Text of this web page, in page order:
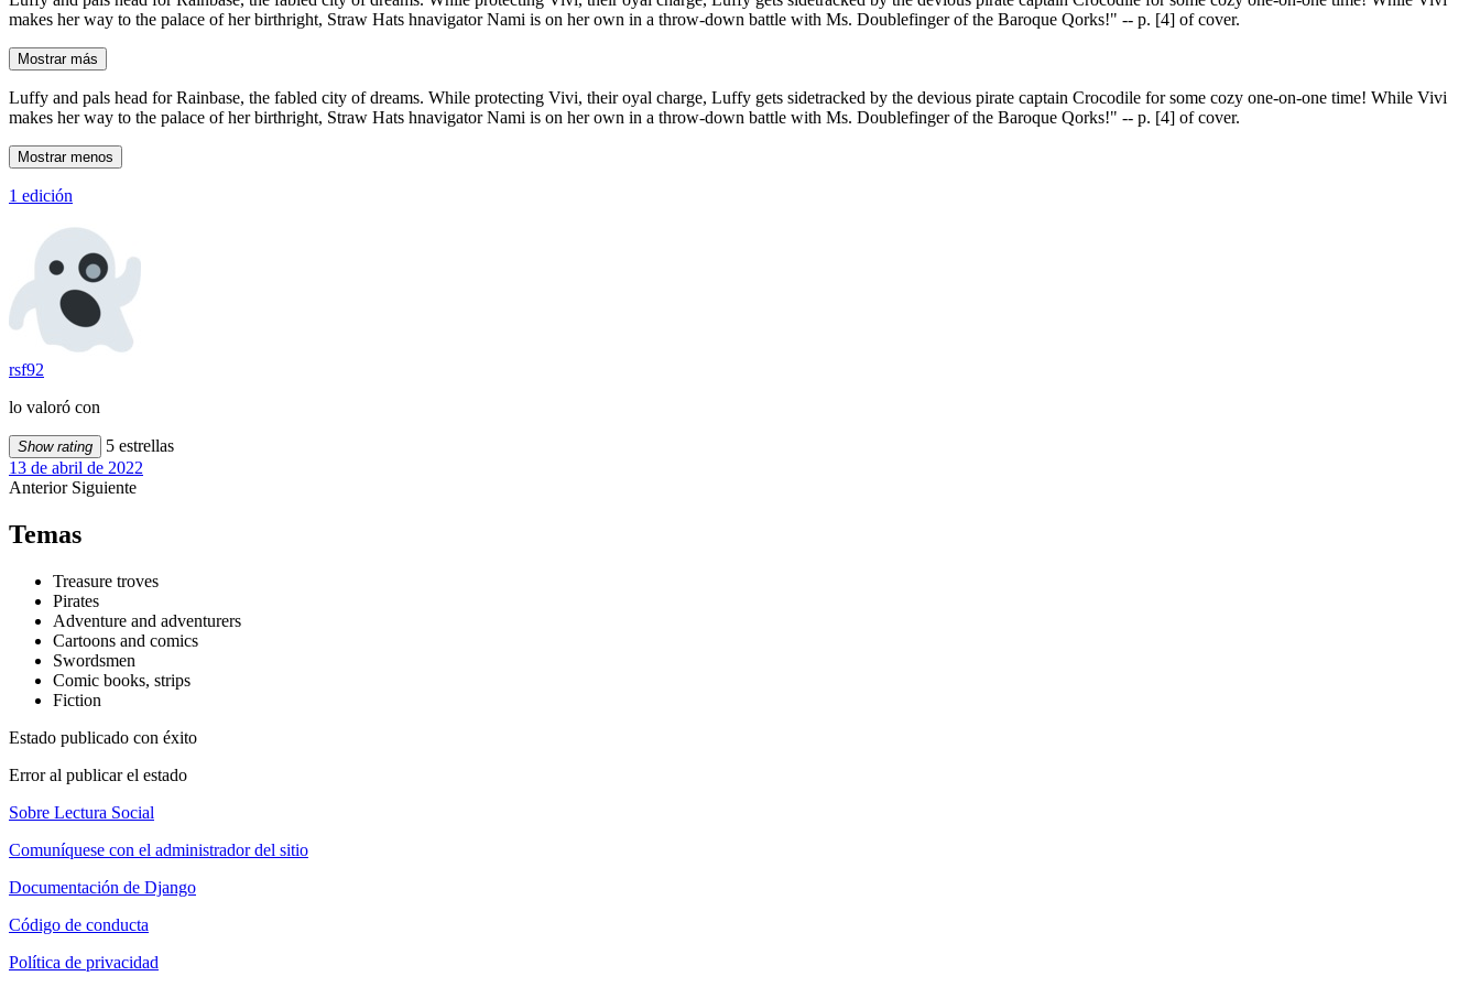
makes her way to the palace of her birthright, Straw Hats hnavigator Nami is on her own in a throw-down battle with Ms. Doublefinger of the Baroque Qorks!" -- p. [4] of cover.
Mostrar más
Luffy and pals head for Rainbase, the fabled city of dreams. While protecting Vivi, their oyal charge, Luffy gets sidetracked by the devious pirate captain Crocodile for some cozy one-on-one time! While Vivi
makes her way to the palace of her birthright, Straw Hats hnavigator Nami is on her own in a throw-down battle with Ms. Doublefinger of the Baroque Qorks!" -- p. [4] of cover.
Mostrar menos
1 edición
rsf92
lo valoró con
Show rating
5 estrellas
13 de abril de 2022
Anterior Siguiente
Temas
Treasure troves
Pirates
Adventure and adventurers
Cartoons and comics
Swordsmen
Comic books, strips
Fiction
Estado publicado con éxito
Error al publicar el estado
Sobre Lectura Social
Comuníquese con el administrador del sitio
Documentación de Django
Código de conducta
Política de privacidad